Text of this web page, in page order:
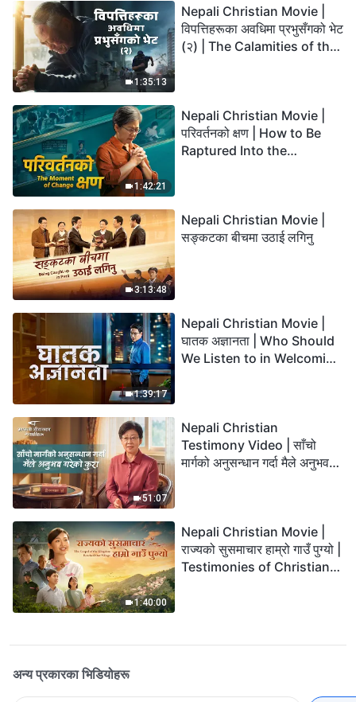
1:35:13
Nepali Christian Movie |
विपत्तिहरूका अवधिमा प्रभुसँगको भेट
(२) | The Calamities of the
1:42:21
Nepali Christian Movie |
परिवर्तनको क्षण | How to Be
Raptured Into the
3:13:48
Nepali Christian Movie |
सङ्कटका बीचमा उठाई लगिनु
1:39:17
Nepali Christian Movie |
घातक अज्ञानता | Who Should
We Listen to in Welcoming
51:07
Nepali Christian
Testimony Video | साँचो
मार्गको अनुसन्धान गर्दा मैले अनुभव
1:40:00
Nepali Christian Movie |
राज्यको सुसमाचार हाम्रो गाउँ पुग्यो |
Testimonies of Christians
अन्य प्रकारका भिडियोहरू